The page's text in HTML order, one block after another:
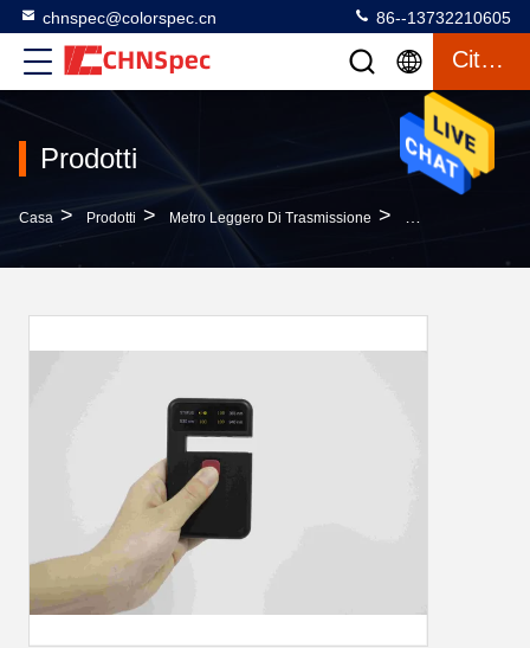
chnspec@colorspec.cn 86--13732210605
Citazione
Prodotti
Casa > Prodotti > Metro Leggero Di Trasmissione > Trasmissione UV